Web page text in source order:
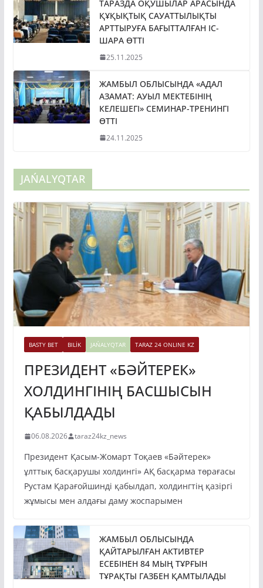
ТАРАЗДА ОҚУШЫЛАР АРАСЫНДА
ҚҰҚЫҚТЫҚ САУАТТЫЛЫҚТЫ
АРТТЫРУҒА БАҒЫТТАЛҒАН ІС-
ШАРА ӨТТІ
25.11.2025
ЖАМБЫЛ ОБЛЫСЫНДА «АДАЛ
АЗАМАТ: АУЫЛ МЕКТЕБІНІҢ
КЕЛЕШЕГІ» СЕМИНАР-ТРЕНИНГІ
ӨТТІ
24.11.2025
JAŃALYQTAR
BASTY BET BILİK JAŃALYQTAR TARAZ 24 ONLINE KZ
ПРЕЗИДЕНТ «БӘЙТЕРЕК»
ХОЛДИНГІНІҢ БАСШЫСЫН
ҚАБЫЛДАДЫ
06.08.2026 taraz24kz_news
Президент Қасым-Жомарт Тоқаев «Бәйтерек»
ұлттық басқарушы холдингі» АҚ басқарма төрағасы
Рустам Қарағойшинді қабылдап, холдингтің қазіргі
жұмысы мен алдағы даму жоспарымен
ЖАМБЫЛ ОБЛЫСЫНДА
ҚАЙТАРЫЛҒАН АКТИВТЕР
ЕСЕБІНЕН 84 МЫҢ ТҰРҒЫН
ТҰРАҚТЫ ГАЗБЕН ҚАМТЫЛАДЫ